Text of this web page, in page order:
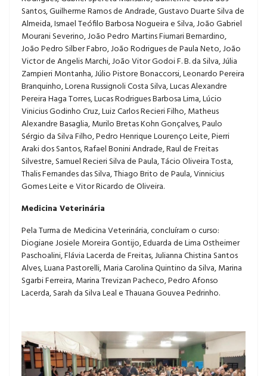
Santos, Guilherme Ramos de Andrade, Gustavo Duarte Silva de
Almeida, Ismael Teófilo Barbosa Nogueira e Silva, João Gabriel
Mourani Severino, João Pedro Martins Fiumari Bernardino,
João Pedro Silber Fabro, João Rodrigues de Paula Neto, João
Victor de Angelis Marchi, João Vitor Godoi F. B. da Silva, Júlia
Zampieri Montanha, Júlio Pistore Bonaccorsi, Leonardo Pereira
Branquinho, Lorena Russignoli Costa Silva, Lucas Alexandre
Pereira Haga Torres, Lucas Rodrigues Barbosa Lima, Lúcio
Vinicius Godinho Cruz, Luiz Carlos Recieri Filho, Matheus
Alexandre Basaglia, Murilo Bretas Kohn Gonçalves, Paulo
Sérgio da Silva Filho, Pedro Henrique Lourenço Leite, Pierri
Araki dos Santos, Rafael Bonini Andrade, Raul de Freitas
Silvestre, Samuel Recieri Silva de Paula, Tácio Oliveira Tosta,
Thalis Fernandes das Silva, Thiago Brito de Paula, Vinnicius
Gomes Leite e Vitor Ricardo de Oliveira.
Medicina Veterinária
Pela Turma de Medicina Veterinária, concluíram o curso:
Diogiane Josiele Moreira Gontijo, Eduarda de Lima Ostheimer
Paschoalini, Flávia Lacerda de Freitas, Julianna Chistina Santos
Alves, Luana Pastorelli, Maria Carolina Quintino da Silva, Marina
Sgarbi Ferreira, Marina Trevizan Pacheco, Pedro Afonso
Lacerda, Sarah da Silva Leal e Thauana Gouvea Pedrinho.